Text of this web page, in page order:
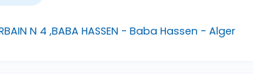
N 4 ,BABA HASSEN - Baba Hassen - Alger